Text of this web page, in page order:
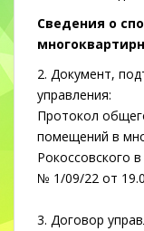
Сведения о
2. Документ,
управления:
Протокол
помещений в
Рокоссовского
№ 1/09/22 от
3. Договор